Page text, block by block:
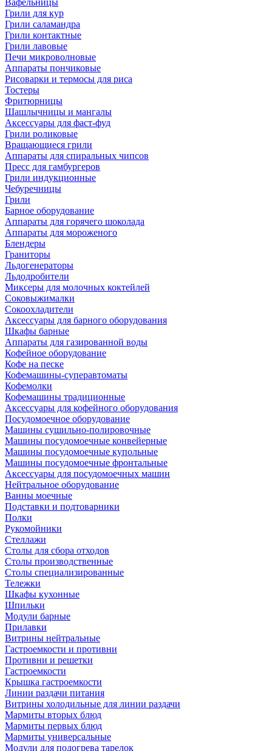
Вафельницы
Грили для кур
Грили саламандра
Грили контактные
Грили лавовые
Печи микроволновые
Аппараты пончиковые
Рисоварки и термосы для риса
Тостеры
Фритюрницы
Шашлычницы и мангалы
Аксессуары для фаст-фуд
Грили роликовые
Вращающиеся грили
Аппараты для спиральных чипсов
Пресс для гамбургеров
Грили индукционные
Чебуречницы
Грили
Барное оборудование
Аппараты для горячего шоколада
Аппараты для мороженого
Блендеры
Граниторы
Льдогенераторы
Льдодробители
Миксеры для молочных коктейлей
Соковыжималки
Сокоохладители
Аксессуары для барного оборудования
Шкафы барные
Аппараты для газированной воды
Кофейное оборудование
Кофе на песке
Кофемашины-суперавтоматы
Кофемолки
Кофемашины традиционные
Аксессуары для кофейного оборудования
Посудомоечное оборудование
Машины сушильно-полировочные
Машины посудомоечные конвейерные
Машины посудомоечные купольные
Машины посудомоечные фронтальные
Аксессуары для посудомоечных машин
Нейтральное оборудование
Ванны моечные
Подставки и подтоварники
Полки
Рукомойники
Стеллажи
Столы для сбора отходов
Столы производственные
Столы специализированные
Тележки
Шкафы кухонные
Шпильки
Модули барные
Прилавки
Витрины нейтральные
Гастроемкости и противни
Противни и решетки
Гастроемкости
Крышка гастроемкости
Линии раздачи питания
Витрины холодильные для линии раздачи
Мармиты вторых блюд
Мармиты первых блюд
Мармиты универсальные
Модули для подогрева тарелок